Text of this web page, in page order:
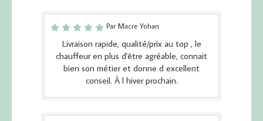
Par Macre Yohan
Livraison rapide, qualité/prix au top , le
chauffeur en plus d'être agréable, connait
bien son métier et donne d excellent
conseil. À l hiver prochain.